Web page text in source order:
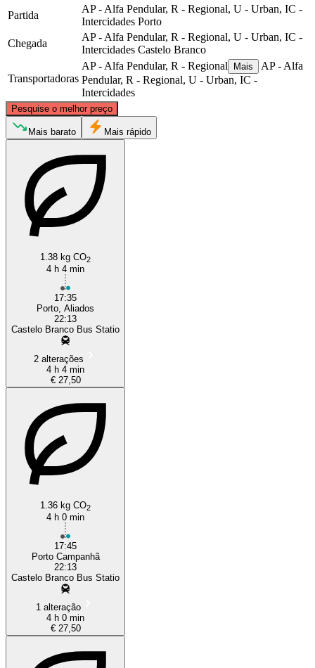
Partida
AP - Alfa Pendular, R - Regional, U - Urban, IC -
Intercidades Porto
Chegada
AP - Alfa Pendular, R - Regional, U - Urban, IC -
Intercidades Castelo Branco
Transportadoras
AP - Alfa Pendular, R - Regional Mais
AP - Alfa
Pendular, R - Regional, U - Urban, IC -
Intercidades
Pesquise o melhor preço
Porto
Mais barato Mais rápido
1.38 kg CO2
4 h 4 min
17:35
Porto, Aliados
22:13
Castelo Branco Bus Statio
2 alterações
4 h 4 min
€ 27,50
1.36 kg CO2
4 h 0 min
17:45
Porto Campanhã
22:13
Castelo Branco Bus Statio
1 alteração
4 h 0 min
€ 27,50